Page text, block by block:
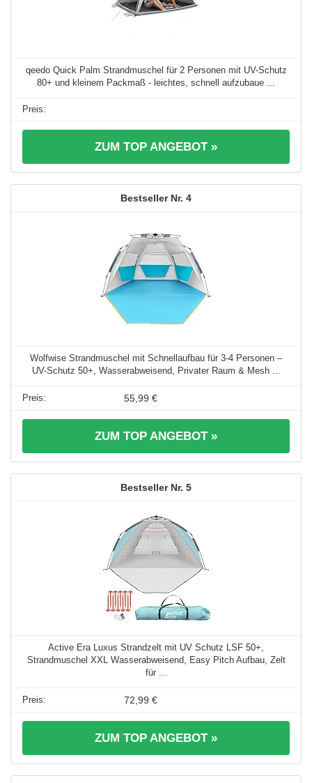
qeedo Quick Palm Strandmuschel für 2 Personen mit UV-Schutz
80+ und kleinem Packmaß - leichtes, schnell aufzubaue ...
ZUM TOP ANGEBOT »
4
Wolfwise Strandmuschel mit Schnellaufbau für 3-4 Personen –
UV-Schutz 50+, Wasserabweisend, Privater Raum & Mesh ...
55,99 €
ZUM TOP ANGEBOT »
5
Active Era Luxus Strandzelt mit UV Schutz LSF 50+,
Strandmuschel XXL Wasserabweisend, Easy Pitch Aufbau, Zelt
für ...
72,99 €
ZUM TOP ANGEBOT »